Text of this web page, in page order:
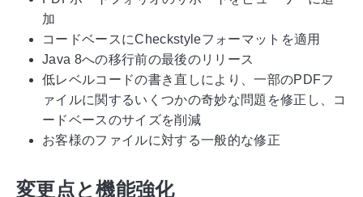
加
コードベースにCheckstyleフォーマットを適用
Java 8への移行前の最後のリリース
低レベルコードの書き直しにより、一部のPDFフ
ァイルに関するいくつかの奇妙な問題を修正し、コ
ードベースのサイズを削減
お客様のファイルに対する一般的な修正
変更点と機能強化